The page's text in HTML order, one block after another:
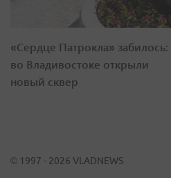
«Сердце Патрокла» забилось:
во Владивостоке открыли
новый сквер
© 1997 - 2026 VLADNEWS